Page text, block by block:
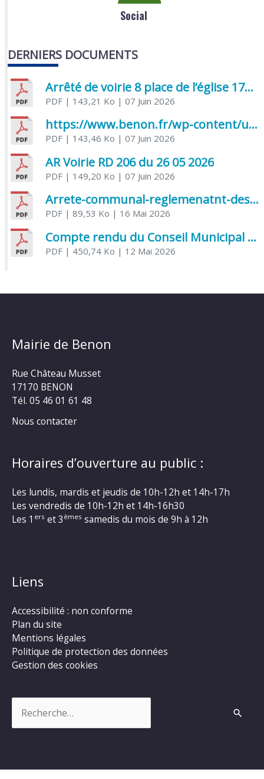
Social
DERNIERS DOCUMENTS
Arrêté de voirie 8 place de l’église 17170 Benon
PDF| 143,21 Ko | 07 Juin 2026
https://www.benon.fr/wp-content/uploads/2026/06/AR-Voirie-Chemin-de-Lafond-du-26-05-2026.pdf
PDF| 143,46 Ko | 07 Juin 2026
AR Voirie RD 206 du 26 05 2026
PDF| 149,20 Ko | 07 Juin 2026
Arrete-communal-reglemenatnt-des-bruits-de-voisinage-et-des-activites-bruyantes
PDF| 89,53 Ko | 16 Mai 2026
Compte rendu du Conseil Municipal du 06 mai 2026
PDF| 450,74 Ko | 12 Mai 2026
Mairie de Benon
Rue Château Musset
17170 BENON
Tél. 05 46 01 61 48
Nous contacter
Horaires d’ouverture au public :
Les lundis, mardis et jeudis de 10h-12h et 14h-17h
Les vendredis de 10h-12h et 14h-16h30
Les 1 ers et 3 èmes samedis du mois de 9h à 12h
Liens
Accessibilité : non conforme
Plan du site
Mentions légales
Politique de protection des données
Gestion des cookies